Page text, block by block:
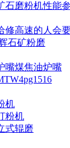
石磨粉机性能
修高速的人会
石矿粉磨
嘴煤焦油炉嘴
机
粉机
式辊磨